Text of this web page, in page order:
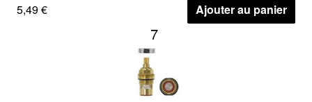
5,49 € Ajouter au panier
7